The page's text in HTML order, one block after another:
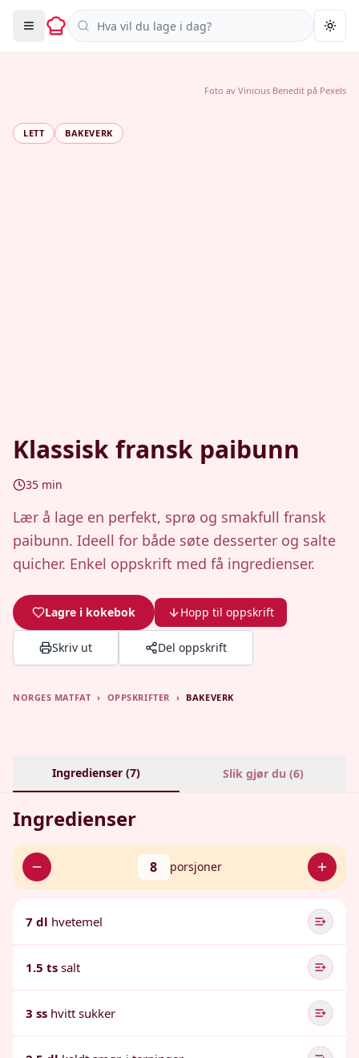
Søk i oppskrifter
LETT BAKEVERK
Klassisk fransk paibunn
35 min
Lær å lage en perfekt, sprø og smakfull fransk
paibunn. Ideell for både søte desserter og salte
quicher. Enkel oppskrift med få ingredienser.
Lagre i kokebok Hopp til oppskrift
Skriv ut Del oppskrift
Foto av Vinicius Benedit på Pexels
NORGES MATFAT › OPPSKRIFTER › BAKEVERK
Ingredienser (7) Slik gjør du (6)
Ingredienser
8 porsjoner
7 dl hvetemel
1.5 ts salt
3 ss hvitt sukker